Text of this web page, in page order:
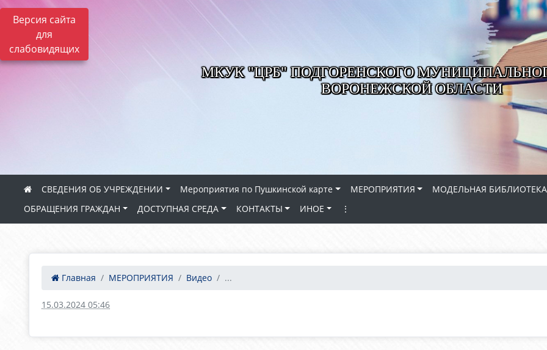
Версия сайта
для
слабовидящих
МКУК "ЦРБ" ПОДГОРЕНСКОГО
ВОРОНЕЖСКОЙ ОБЛАСТИ
СВЕДЕНИЯ ОБ УЧРЕЖДЕНИИ Мероприятия по Пушкинской карте МЕРОПРИЯТИЯ
МОДЕЛЬНАЯ БИБЛИОТЕКА
ОБРАЩЕНИЯ ГРАЖДАН
ДОСТУПНАЯ СРЕДА КОНТАКТЫ ИНОЕ ⋮
Главная МЕРОПРИЯТИЯ Видео ...
15.03.2024 05:46